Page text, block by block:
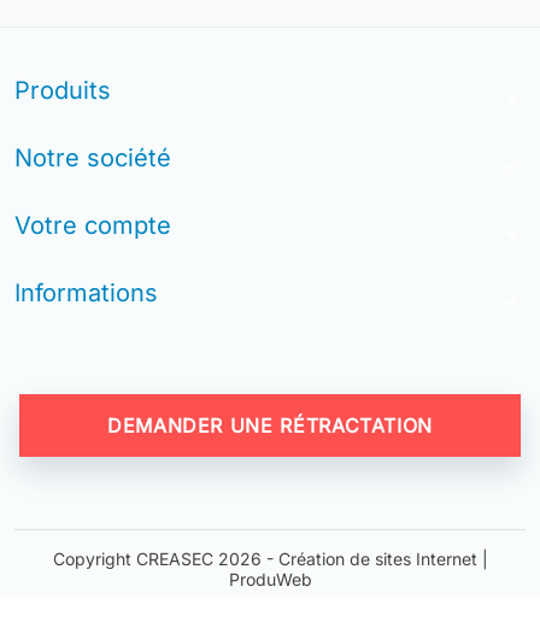
Produits
Notre société
Votre compte
Informations
DEMANDER UNE RÉTRACTATION
Copyright CREASEC 2026 - Création de sites Internet |
ProduWeb